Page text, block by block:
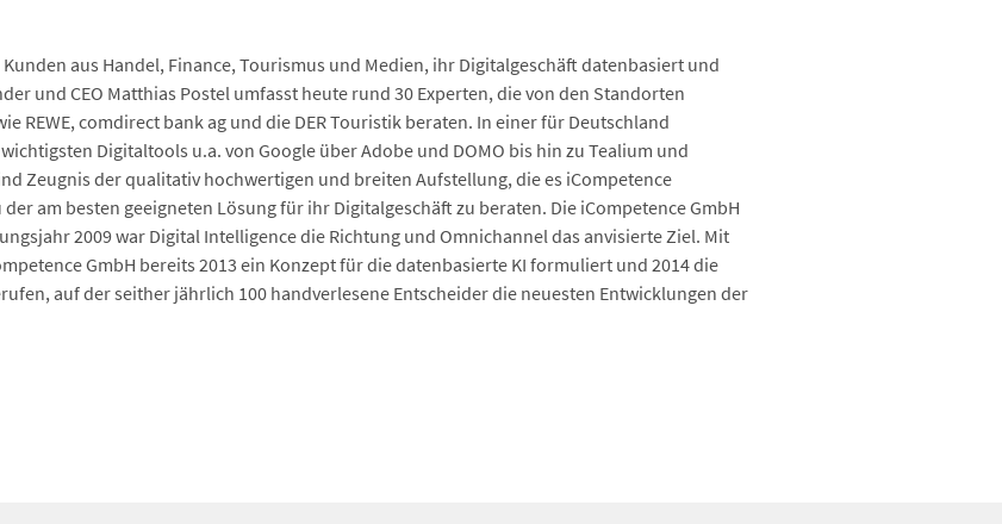
aus Handel, Finance, Tourismus und Medien, ihr Digitalgeschäft datenbasiert und
und CEO Matthias Postel umfasst heute rund 30 Experten, die von den Standorten
REWE, comdirect bank ag und die DER Touristik beraten. In einer für Deutschland
Digitaltools u.a. von Google über Adobe und DOMO bis hin zu Tealium und
Zeugnis der qualitativ hochwertigen und breiten Aufstellung, die es iCompetence
am besten geeigneten Lösung für ihr Digitalgeschäft zu beraten. Die iCompetence GmbH
2009 war Digital Intelligence die Richtung und Omnichannel das anvisierte Ziel. Mit
GmbH bereits 2013 ein Konzept für die datenbasierte KI formuliert und 2014 die
auf der seither jährlich 100 handverlesene Entscheider die neuesten Entwicklungen der